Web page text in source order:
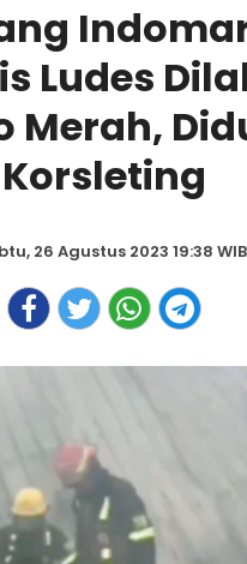
Ludes
Merah,
Korsleting
26 Agustus 2023 19:38 WIB